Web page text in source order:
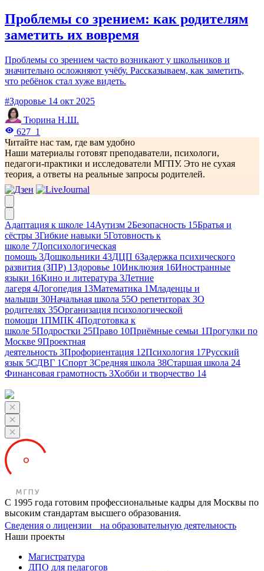
Проблемы со зрением: как родителям
заметить их вовремя
Проблемы со зрением часто возникают у школьников и
значительно осложняют учёбу. Рассказываем, как заметить,
что ребёнок стал хуже видеть.
#Здоровье 14 окт 2025
Тюрина Н.Ш.
627 1
Читайте нас там, где вам удобно
Наши материалы готовят преподаватели, психологи,
педагоги-практики и исследователи МГПУ. Это не сухая
теория, а ответы на реальные запросы родителей.
Адаптация к школе 14Аутизм 2Безопасность 15Братья и
сёстры 3Гибкие навыки 5Готовность к
школе 7Допсихологическая
помощь 3Дошкольники 43ДЦП 6Задержка психического
развития (ЗПР) 1Здоровье 10Инклюзия 16Иностранные
языки 16Кино и литература 3Летние
лагеря 4Логопедия 13Математика 1Младенцы и
малыши 30Начальная школа 55О репетиторах 3О
родителях 35Организация психологической
помощи 1ПМПК 4Подготовка к
школе 5Подростки 25Право 10Приёмные семьи 1Прогулки по
Москве 9Проектная
деятельность 3Профориентация 12Психология 17Русский
язык 5СДВГ 1Спорт 3Средняя школа 38Старшая школа 24
Финансовая грамотность 3Хобби и творчество 14
С 1995 года готовим профессиональные кадры для Москвы по
высоким стандартам высшего образования.
Сведения о лицензии на образовательную деятельность
Наши проекты
Магистратура
ДПО для педагогов